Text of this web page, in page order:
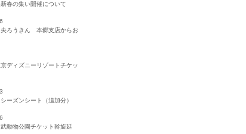
春の集い開催について
ろうきん 本郷支店からお
ディズニーリゾートチケッ
ーズンシート（追加分）
動物公園チケット斡旋延